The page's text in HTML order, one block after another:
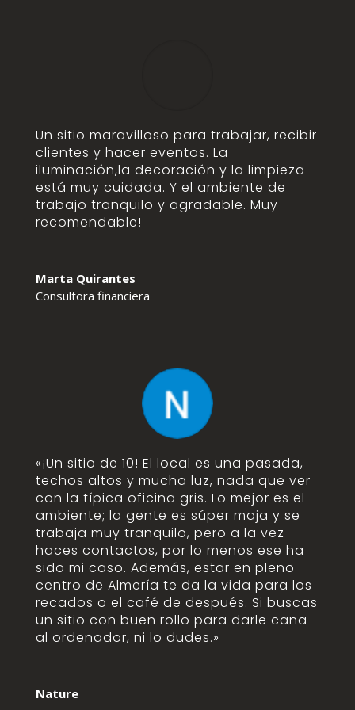
Un sitio maravilloso para trabajar, recibir
clientes y hacer eventos. La
iluminación,la decoración y la limpieza
está muy cuidada. Y el ambiente de
trabajo tranquilo y agradable. Muy
recomendable!
Marta Quirantes
Consultora financiera
«¡Un sitio de 10! El local es una pasada,
techos altos y mucha luz, nada que ver
con la típica oficina gris. Lo mejor es el
ambiente; la gente es súper maja y se
trabaja muy tranquilo, pero a la vez
haces contactos, por lo menos ese ha
sido mi caso. Además, estar en pleno
centro de Almería te da la vida para los
recados o el café de después. Si buscas
un sitio con buen rollo para darle caña
al ordenador, ni lo dudes.»
Nature